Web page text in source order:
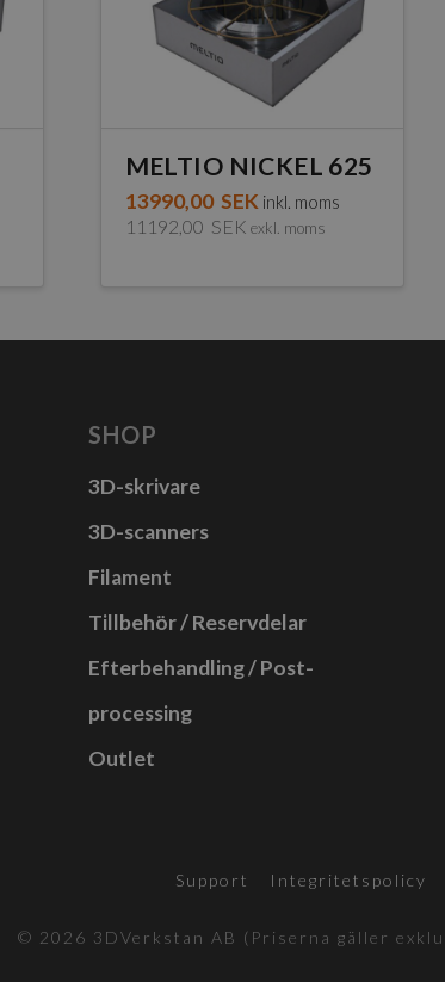
MELTIO NICKEL 625
13990,00 SEK inkl. moms
11192,00 SEK exkl. moms
SHOP
3D-skrivare
3D-scanners
Filament
Tillbehör / Reservdelar
Efterbehandling / Post-
processing
Outlet
Support Integritetspolicy
© 2026 3DVerkstan AB (Priserna gäller